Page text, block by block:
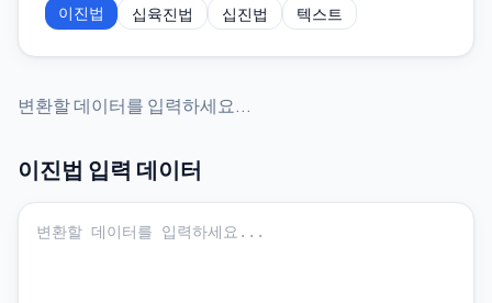
이진법 십육진법 십진법 텍스트
변환할 데이터를 입력하세요...
이진법 입력 데이터